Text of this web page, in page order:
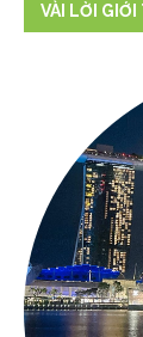
VÀI LỜI GIỚI